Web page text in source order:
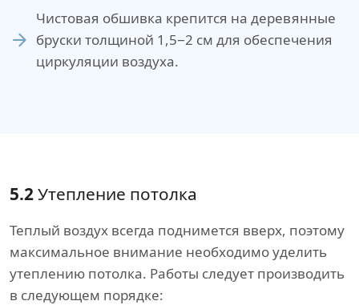
Чистовая обшивка крепится на деревянные
бруски толщиной 1,5−2 см для обеспечения
циркуляции воздуха.
5.2Утепление потолка
Теплый воздух всегда поднимется вверх, поэтому
максимальное внимание необходимо уделить
утеплению потолка. Работы следует производить
в следующем порядке: